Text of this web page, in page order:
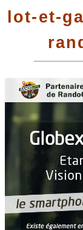
lot-et-